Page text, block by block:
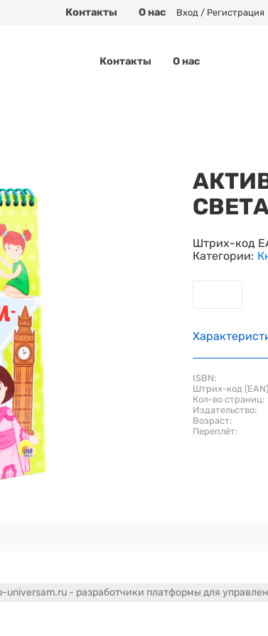
Контакты О нас Вход / Регистрация
Контакты О нас
Штрих-код
Категории:
ISBN:
Штрих-код
Кол-во страниц:
Издательство:
Возраст:
Переплёт:
universam.ru - разработчики платформы для